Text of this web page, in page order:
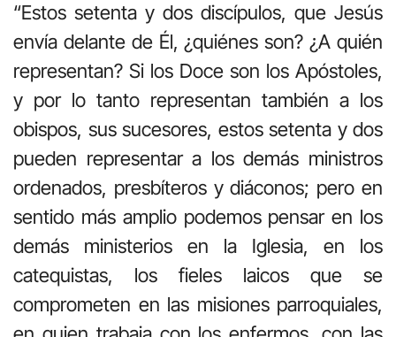
“Estos setenta y dos discípulos, que Jesús
envía delante de Él, ¿quiénes son? ¿A quién
representan? Si los Doce son los Apóstoles,
y por lo tanto representan también a los
obispos, sus sucesores, estos setenta y dos
pueden representar a los demás ministros
ordenados, presbíteros y diáconos; pero en
sentido más amplio podemos pensar en los
demás ministerios en la Iglesia, en los
catequistas, los fieles laicos que se
comprometen en las misiones parroquiales,